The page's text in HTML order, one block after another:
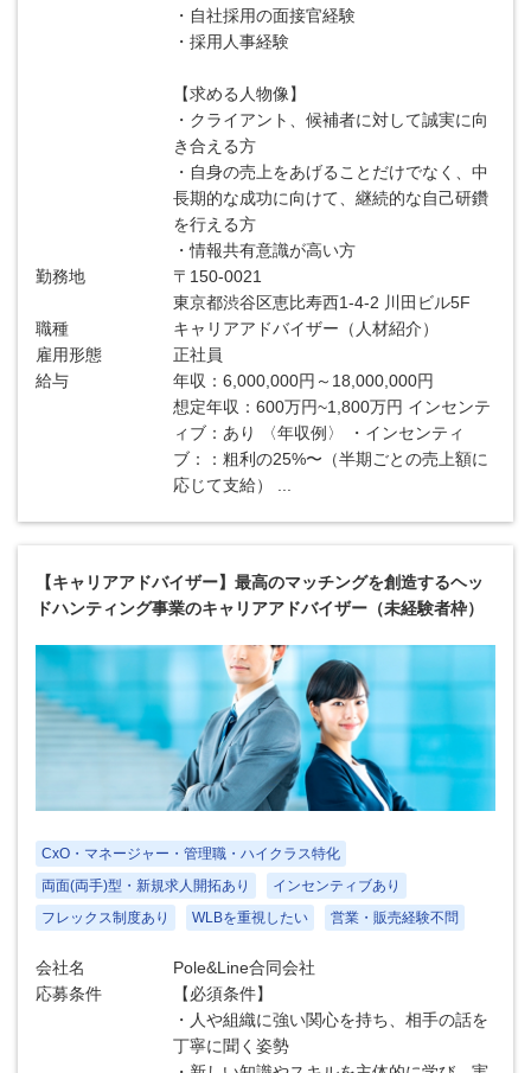
・自社採用の面接官経験
・採用人事経験
【求める人物像】
・クライアント、候補者に対して誠実に向
き合える方
・自身の売上をあげることだけでなく、中
長期的な成功に向けて、継続的な自己研鑽
を行える方
・情報共有意識が高い方
勤務地
〒150-0021
東京都渋谷区恵比寿西1-4-2 川田ビル5F
職種
キャリアアドバイザー（人材紹介）
雇用形態
正社員
給与
年収：6,000,000円～18,000,000円
想定年収：600万円~1,800万円 インセンテ
ィブ：あり 〈年収例〉 ・インセンティ
ブ：：粗利の25%〜（半期ごとの売上額に
応じて支給） ...
【キャリアアドバイザー】最高のマッチングを創造するヘッ
ドハンティング事業のキャリアアドバイザー（未経験者枠）
CxO・マネージャー・管理職・ハイクラス特化
両面(両手)型・新規求人開拓あり
インセンティブあり
フレックス制度あり
WLBを重視したい 営業・販売経験不問
会社名
Pole&Line合同会社
応募条件
【必須条件】
・人や組織に強い関心を持ち、相手の話を
丁寧に聞く姿勢